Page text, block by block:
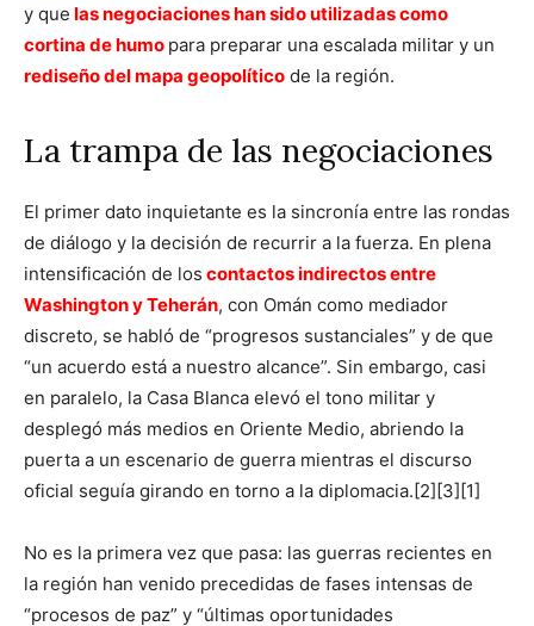
y que las negociaciones han sido utilizadas como
cortina de humo para preparar una escalada militar y un
rediseño del mapa geopolítico de la región.
La trampa de las negociaciones
El primer dato inquietante es la sincronía entre las rondas
de diálogo y la decisión de recurrir a la fuerza. En plena
intensificación de los contactos indirectos entre
Washington y Teherán, con Omán como mediador
discreto, se habló de “progresos sustanciales” y de que
“un acuerdo está a nuestro alcance”. Sin embargo, casi
en paralelo, la Casa Blanca elevó el tono militar y
desplegó más medios en Oriente Medio, abriendo la
puerta a un escenario de guerra mientras el discurso
oficial seguía girando en torno a la diplomacia.[2][3][1]
No es la primera vez que pasa: las guerras recientes en
la región han venido precedidas de fases intensas de
“procesos de paz” y “últimas oportunidades